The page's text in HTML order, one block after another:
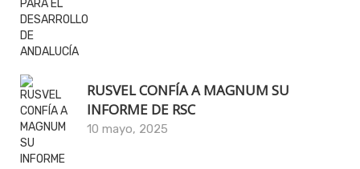
RUSVEL CONFÍA A MAGNUM SU
INFORME DE RSC
10 mayo, 2025